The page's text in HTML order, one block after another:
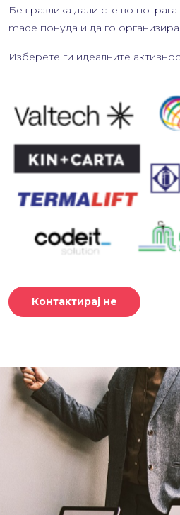
Без разлика дали сте во
made понуда и да го
Изберете ги идеалните
Контактирај не